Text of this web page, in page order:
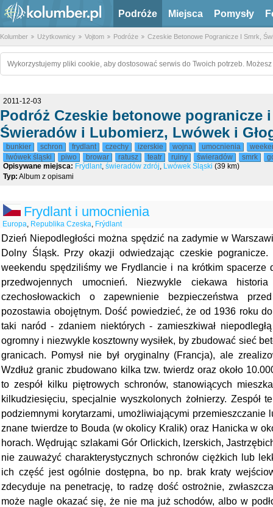
Podróże Miejsca Pomysły
Kolumber Użytkownicy Vojtom Podróże Czeskie Betonowe Pogranicze I Smrk,
Wykorzystujemy pliki cookie, aby dostosować serwis do Twoich potrzeb.
2011-12-03
Podróż Czeskie betonowe pogranicze
Świeradów i Lubomierz, Lwówek i
bunkier schron frydlant czechy izerskie wojna umocnienia
lwówek śląski
piwo browar ratusz teatr ruiny świeradów smrk
Opisywane miejsca: Frýdlant, świeradów zdrój, Lwówek Śląski (39 km)
Typ: Album z opisami
Frydlant i umocnienia
Europa, Republika Czeska, Frýdlant
Dzień Niepodległości można spędzić na zadymie w
Dolny Śląsk. Przy okazji odwiedzając czeskie pogranicze.
weekendu spędziliśmy we Frydlancie i na krótkim spacerze
przedwojennych umocnień. Niezwykle ciekawa
czechosłowackich o zapewnienie bezpieczeństwa
pozostawia obojętnym. Dość powiedzieć, że od 1936 roku
taki naród - zdaniem niektórych - zamieszkiwał
ogromny i niezwykle kosztowny wysiłek, by zbudować sieć
granicach. Pomysł nie był oryginalny (Francja), ale
Wzdłuż granic zbudowano kilka tzw. twierdz oraz około
to zespół kilku piętrowych schronów, stanowiących
kilkudziesięciu, specjalnie wyszkolonych żołnierzy. Zespół
podziemnymi korytarzami, umożliwiającymi przemieszczanie
znane twierdze to Bouda (w okolicy Kralik) oraz Hanicka w
horach. Wędrując szlakami Gór Orlickich, Izerskich,
nie zauważyć charakterystycznych schronów ciężkich lub
ich część jest ogólnie dostępna, bo np. brak kraty
zdecyduje na penetrację, to radzę dość ostrożnie,
może nagle okazać się, że nie ma już schodów, albo w